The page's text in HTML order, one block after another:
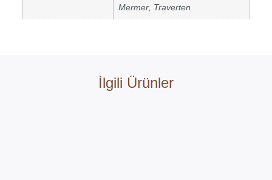
Mermer Traverten
İlgili Ürünler